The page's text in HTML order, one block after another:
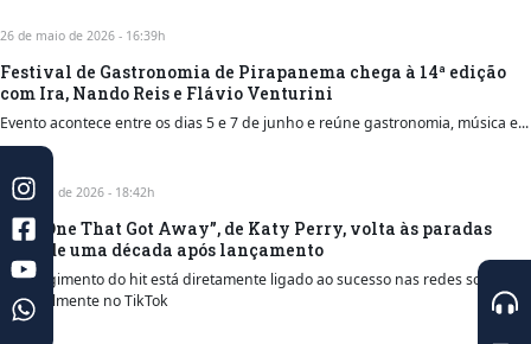
26 de maio de 2026 - 16:39h
Festival de Gastronomia de Pirapanema chega à 14ª edição
com Ira, Nando Reis e Flávio Venturini
Evento acontece entre os dias 5 e 7 de junho e reúne gastronomia, música e...
6 de abril de 2026 - 18:42h
“The One That Got Away”, de Katy Perry, volta às paradas
mais de uma década após lançamento
Ressurgimento do hit está diretamente ligado ao sucesso nas redes sociais,
especialmente no TikTok